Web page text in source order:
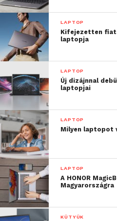
LAPTOP
Kifejezetten
laptopja
LAPTOP
Új dizájnnal
laptopjai
LAPTOP
Milyen laptopot
LAPTOP
A HONOR
Magyarországra
KÜTYÜK